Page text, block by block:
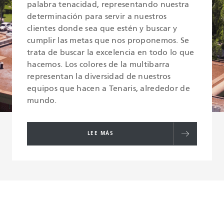
palabra tenacidad, representando nuestra
determinación para servir a nuestros
clientes donde sea que estén y buscar y
cumplir las metas que nos proponemos. Se
trata de buscar la excelencia en todo lo que
hacemos. Los colores de la multibarra
representan la diversidad de nuestros
equipos que hacen a Tenaris, alrededor de
mundo.
LEE MÁS